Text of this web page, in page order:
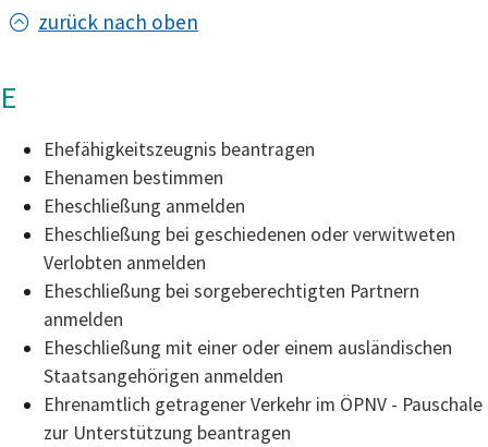
zurück nach oben
E
Ehefähigkeitszeugnis beantragen
Ehenamen bestimmen
Eheschließung anmelden
Eheschließung bei geschiedenen oder verwitweten
Verlobten anmelden
Eheschließung bei sorgeberechtigten Partnern
anmelden
Eheschließung mit einer oder einem ausländischen
Staatsangehörigen anmelden
Ehrenamtlich getragener Verkehr im ÖPNV - Pauschale
zur Unterstützung beantragen